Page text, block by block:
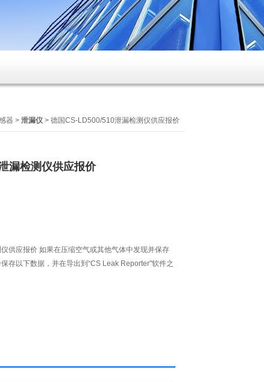
器 > 泄漏仪 > 德国CS-LD500/510泄漏检测仪供应报价
漏检测仪供应报价
供应报价 如果在压缩空气或其他气体中发现并保存
存以下数据，并在导出到“CS Leak Reporter"软件之